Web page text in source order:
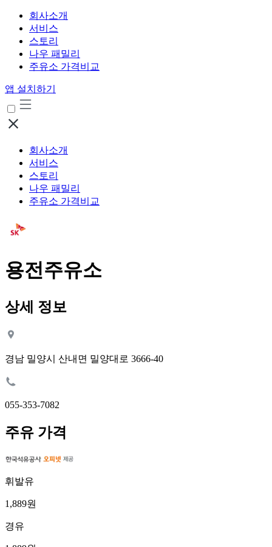
회사소개
서비스
스토리
나우 패밀리
주유소 가격비교
앱 설치하기
회사소개
서비스
스토리
나우 패밀리
주유소 가격비교
용전주유소
상세 정보
경남 밀양시 산내면 밀양대로 3666-40
055-353-7082
주유 가격
휘발유
1,889원
경유